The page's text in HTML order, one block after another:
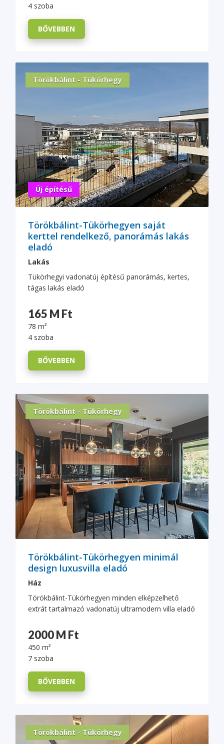
4 szoba
BŐVEBBEN
Törökbálint - Tükörhegy
Új építésű
Törökbálint-Tükörhegyen saját
kerttel rendelkező, panorámás lakás
eladó
Lakás
Tükörhegyi vadonatúj építésű panorámás, kertes,
tágas lakás eladó
165 M Ft
78 m²
4 szoba
BŐVEBBEN
Törökbálint - Tükörhegy
Törökbálint-Tükörhegyen minimál
design luxusvilla eladó
Ház
Törökbálint-Tükörhegyen minden elképzelhető
extrát tartalmazó vadonatúj ultramodern villa eladó
2000 M Ft
450 m²
7 szoba
BŐVEBBEN
Törökbálint - Tükörhegy